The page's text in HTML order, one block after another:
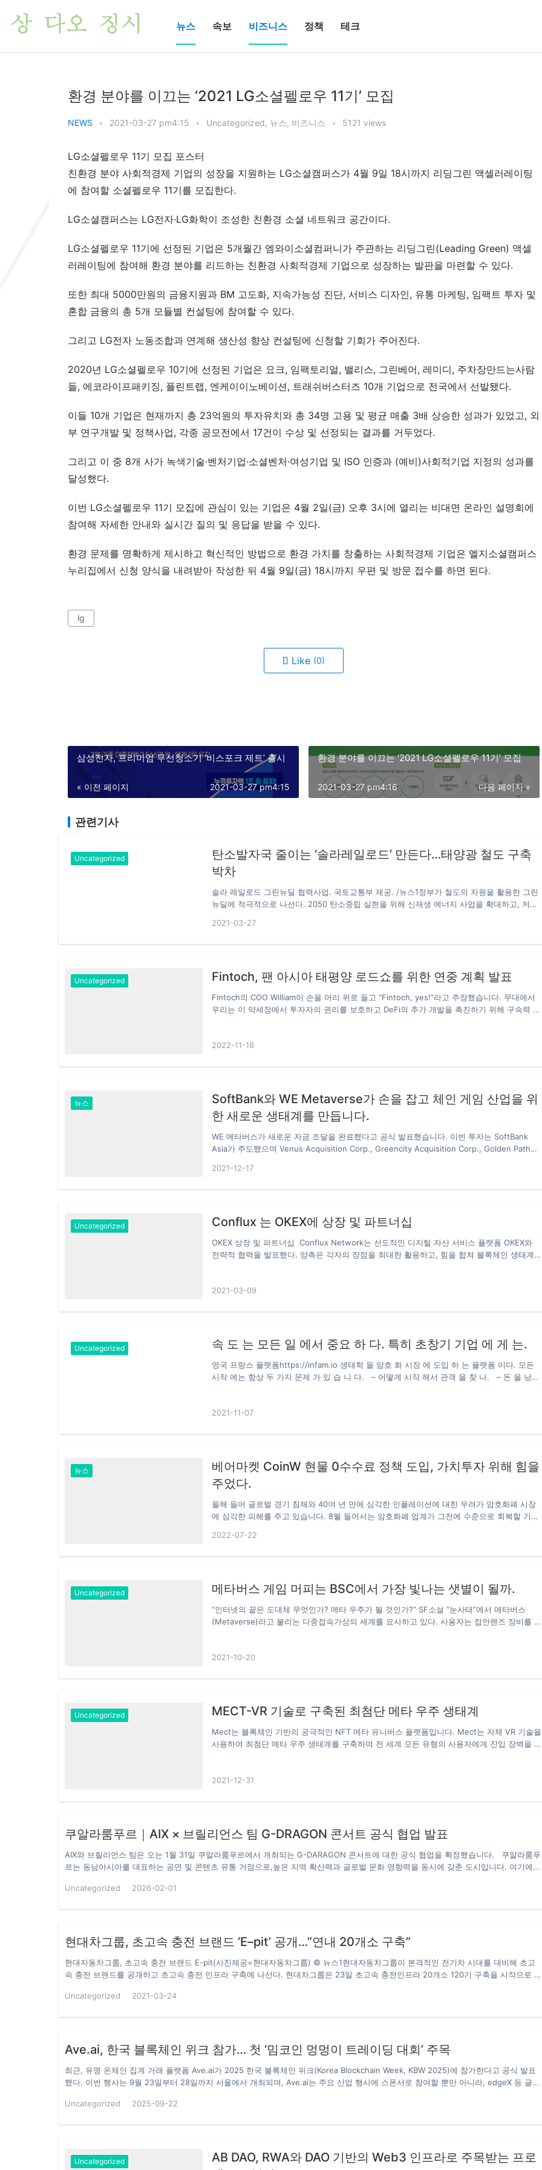
뉴스 속보 비즈니스 정책 테크
환경 분야를 이끄는 ‘2021 LG소셜펠로우 11기’ 모집
NEWS • 2021-03-27 pm4:15 • Uncategorized, 뉴스, 비즈니스 • 5121 views
LG소셜펠로우 11기 모집 포스터
친환경 분야 사회적경제 기업의 성장을 지원하는 LG소셜캠퍼스가 4월 9일 18시까지 리딩그린 액셀러레이팅
에 참여할 소셜펠로우 11기를 모집한다.
LG소셜캠퍼스는 LG전자·LG화학이 조성한 친환경 소셜 네트워크 공간이다.
LG소셜펠로우 11기에 선정된 기업은 5개월간 엠와이소셜컴퍼니가 주관하는 리딩그린(Leading Green) 액셀
러레이팅에 참여해 환경 분야를 리드하는 친환경 사회적경제 기업으로 성장하는 발판을 마련할 수 있다.
또한 최대 5000만원의 금융지원과 BM 고도화, 지속가능성 진단, 서비스 디자인, 유통 마케팅, 임팩트 투자 및
혼합 금융의 총 5개 모듈별 컨설팅에 참여할 수 있다.
그리고 LG전자 노동조합과 연계해 생산성 향상 컨설팅에 신청할 기회가 주어진다.
2020년 LG소셜펠로우 10기에 선정된 기업은 요크, 임팩토리얼, 밸리스, 그린베어, 레미디, 주차장만드는사람
들, 에코라이프패키징, 플린트랩, 엔케이이노베이션, 트래쉬버스터즈 10개 기업으로 전국에서 선발됐다.
이들 10개 기업은 현재까지 총 23억원의 투자유치와 총 34명 고용 및 평균 매출 3배 상승한 성과가 있었고, 외
부 연구개발 및 정책사업, 각종 공모전에서 17건이 수상 및 선정되는 결과를 거두었다.
그리고 이 중 8개 사가 녹색기술·벤처기업·소셜벤처·여성기업 및 ISO 인증과 (예비)사회적기업 지정의 성과를
달성했다.
이번 LG소셜펠로우 11기 모집에 관심이 있는 기업은 4월 2일(금) 오후 3시에 열리는 비대면 온라인 설명회에
참여해 자세한 안내와 실시간 질의 및 응답을 받을 수 있다.
환경 문제를 명확하게 제시하고 혁신적인 방법으로 환경 가치를 창출하는 사회적경제 기업은 엘지소셜캠퍼스
누리집에서 신청 양식을 내려받아 작성한 뒤 4월 9일(금) 18시까지 우편 및 방문 접수를 하면 된다.
lg
Like (0)
삼성전자, 프리미엄 무선청소기 ‘비스포크 제트’ 출시
« 이전 페이지 2021-03-27 pm4:15
환경 분야를 이끄는 ‘2021 LG소셜펠로우 11기’ 모집
다음 페이지 »
2021-03-27 pm4:16
관련기사
Uncategorized
탄소발자국 줄이는 ‘솔라레일로드’ 만든다…태양광 철도 구축
박차
솔라 레일로드 그린뉴딜 협력사업. 국토교통부 제공. /뉴스1정부가 철도의 자원을 활용한 그린
뉴딜에 적극적으로 나선다. 2050 탄소중립 실현을 위해 신재생 에너지 사업을 확대하고, 저탄
국토교통부와 서울특별시, 한국철도공사는 24일 서울시청에서 철도시설을 활용하여 태양광 발
로 오는 2022년까지 Δ철도 차량기지 및 역사 주차장에 19.8㎿ Δ서울역 등 철도역사에 태양광
2021-03-27
Uncategorized Fintoch, 팬 아시아 태평양 로드쇼를 위한 연중 계획 발표
Fintoch의 COO William이 손을 머리 위로 들고 “Fintoch, yes!”라고 주장했습니다. 무대에서
우리는 이 약세장에서 투자자의 권리를 보호하고 DeFi의 추가 개발을 촉진하기 위해 구속력 있
이번 아시아태평양 공식 런칭 컨퍼런스는 3일간 일정이 꽉 찬 Hotel Seri Malaysia Genting에
로 확산하는 것입니다. Fintoch는 미국 실리콘밸리 기업인 Morgan DF Fintoch가 구축한 혁신
2022-11-18
뉴스
SoftBank와 WE Metaverse가 손을 잡고 체인 게임 산업을 위
한 새로운 생태계를 만듭니다.
WE 메타버스가 새로운 자금 조달을 완료했다고 공식 발표했습니다. 이번 투자는 SoftBank
Asia가 주도했으며 Venus Acquisition Corp., Greencity Acquisition Corp., Golden Path
다. 양 당사자는 메타버스 생태계의 미래 발전에 대한 아름다운 기대를 표명했습니다.
게 하여 새로운 Metaverse 경제에 기여합니다. 인터뷰에서 WE 메타버스 공식 대변인은 이 자
2021-12-17
Uncategorized Conflux 는 OKEX에 상장 및 파트너십
OKEX 상장 및 파트너십 Conflux Network는 선도적인 디지털 자산 서비스 플랫폼 OKEX와
전략적 협력을 발표했다. 양측은 각자의 장점을 최대한 활용하고, 힘을 합쳐 블록체인 생태계의
간의 크로스체인 채널을 구축할 것이라고 밝혔다. Conflux의 다중서명 방식의 크로스체인 프
용성을 지원하게 된다. 이를 통해 양사의 블록체인 상에서 DApp들의 상호운용성이 강화되고,
월…
2021-03-09
Uncategorized 속 도 는 모든 일 에서 중요 하 다. 특히 초창기 기업 에 게 는.
영국 프랑스 플랫폼https://infam.io 생태학 을 암호 화 시장 에 도입 하 는 플랫폼 이다. 모든
시작 에는 항상 두 가지 문제 가 있 습 니 다. – 어떻게 시작 해서 관객 을 찾 나. – 돈 을 낭비
은 자체 토 큰 을 가 진 완전한 분석…
2021-11-07
뉴스
베어마켓 CoinW 현물 0수수료 정책 도입, 가치투자 위해 힘을
주었다.
올해 들어 글로벌 경기 침체와 40여 년 만에 심각한 인플레이션에 대한 우려가 암호화폐 시장
에 심각한 피해를 주고 있습니다. 8월 들어서는 암호화폐 업계가 그전에 수준으로 회복할 기미
이 머리를 모래에 파묻은 타조가 되지 말고 시장의 법칙을 따르고 현재의 약세를 활용하여 투자
BTC 가격은 2021년 11월 10일…
2022-07-22
Uncategorized 메타버스 게임 머피는 BSC에서 가장 빛나는 샛별이 될까.
“인터넷의 끝은 도대체 무엇인가? 메타 우주가 될 것인가?” SF소설 “눈사태”에서 메타버스
(Metaverse)라고 불리는 다중접속가상의 세계를 묘사하고 있다. 사용자는 접안렌즈 장비를 통
은 “컴퓨터 협회 글로벌 멀티미디어 협의체”에서 제정한다. 개발자는 토지의 개발 허가증을 구
을 만들 수 있다. 하지만 현재의 메타 우주는 혁신적 접근 방식이나 인프라 구축에서 아직 걸
2021-10-20
Uncategorized MECT-VR 기술로 구축된 최첨단 메타 우주 생태계
Mect는 블록체인 기반의 궁극적인 NFT 메타 유니버스 플랫폼입니다. Mect는 자체 VR 기술을
사용하여 최첨단 메타 우주 생태계를 구축하여 전 세계 모든 유형의 사용자에게 진입 장벽을 낮
용자가 자신의 취향에 따라 개인화된 가상 공간을 만들 수 있는 기능입니다. 03 생태계 확장:
로젝트는 사용자가 직접 개발하거나 타사 디자이너가 설계합니다. 위와 같은 상황에서 Mect는
2021-12-31
쿠알라룸푸르｜AIX × 브릴리언스 팀 G-DRAGON 콘서트 공식 협업 발표
AIX와 브릴리언스 팀은 오는 1월 31일 쿠알라룸푸르에서 개최되는 G-DARAGON 콘서트에 대한 공식 협업을 확정했습니다. 쿠알라룸푸
르는 동남아시아를 대표하는 공연 및 콘텐츠 유통 거점으로,높은 지역 확산력과 글로벌 문화 영향력을 동시에 갖춘 도시입니다. 여기에
가되고 있습니다. 브릴리언스 팀은 AIX를 핵심 전략 파트너로 공식 편입했으며,양측은 자원 배분, 실행 속도, 중장기 목표 전반에 걸쳐
Uncategorized 2026-02-01
현대차그룹, 초고속 충전 브랜드 ‘E–pit’ 공개…”연내 20개소 구축”
현대자동차그룹, 초고속 충전 브랜드 E-pit(사진제공=현대자동차그룹) © 뉴스1현대자동차그룹이 본격적인 전기차 시대를 대비해 초고
속 충전 브랜드를 공개하고 초고속 충전 인프라 구축에 나선다. 현대차그룹은 23일 초고속 충전인프라 20개소 120기 구축을 시작으로 충
의 피트 스톱(Pit stop)에서 영감받았다. 전기차를 위한 피트 스톱을 지향하고, 충전과 연관된 모든 서비스를 쉽고 빠르게 제공한다. 앞으
Uncategorized 2021-03-24
Ave.ai, 한국 블록체인 위크 참가… 첫 ‘밈코인 멍멍이 트레이딩 대회’ 주목
최근, 유명 온체인 집계 거래 플랫폼 Ave.ai가 2025 한국 블록체인 위크(Korea Blockchain Week, KBW 2025)에 참가한다고 공식 발표
했다. 이번 행사는 9월 23일부터 28일까지 서울에서 개최되며, Ave.ai는 주요 산업 행사에 스폰서로 참여할 뿐만 아니라, edgeX 등 글로
📌 KBW 기간 동안 Ave.ai의 활동 일정은 다음과 같다: ⚫️주제: Web3 Growth Summit시간: 9월 23일 13:30장소: 222 Bongeunsa-ro,
소: Avecque Cheongdam링크: https://luma.com/omhoof70 특히 주목할 만한 점은, Ave.ai가 **9월 23일 저녁 한국에서 첫 ‘밈코인
트레이딩 대회’(MemeCoin Trading Competition)’**를 개최한다는 것이다. 이 혁신적인 이벤트는 Ave.ai의 한국 시장 데뷔 무대일 뿐
Uncategorized 2025-09-22
Uncategorized
AB DAO, RWA와 DAO 기반의 Web3 인프라로 주목받는 프로